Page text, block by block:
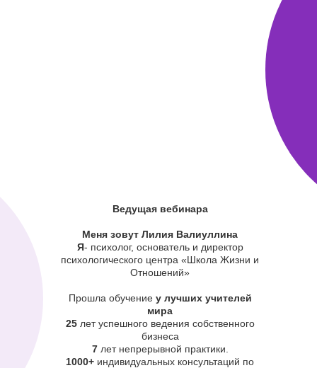
Ведущая вебинара
Меня зовут Лилия Валиуллина
Я- психолог, основатель и директор
психологического центра «Школа Жизни и
Отношений»
Прошла обучение у лучших учителей
мира
25лет успешного ведения собственного
бизнеса
7лет непрерывной практики.
1000+ индивидуальных консультаций по